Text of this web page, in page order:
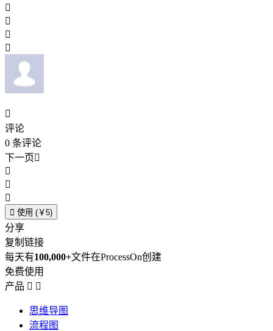





评论
0 条评论
下一页



 使用 (￥5)
分享
复制链接
每天有100,000+文件在ProcessOn创建
免费使用
产品  
思维导图
流程图